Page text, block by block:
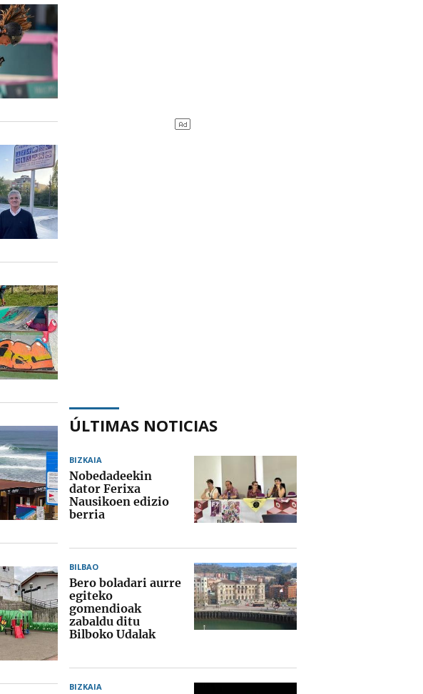
ÚLTIMAS NOTICIAS
BIZKAIA
Nobedadeekin
dator Ferixa
Nausikoen edizio
berria
BILBAO
Bero boladari aurre
egiteko
gomendioak
zabaldu ditu
Bilboko Udalak
BIZKAIA